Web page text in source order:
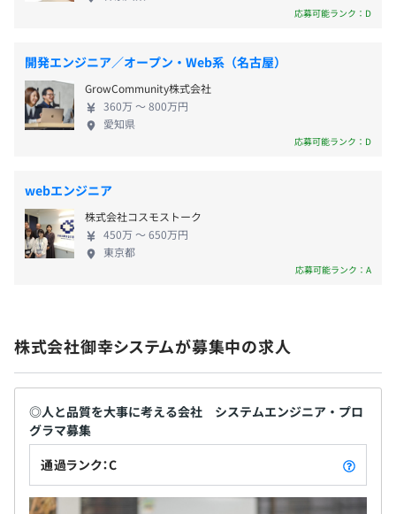
ります。
通(物流含む)系のいずれかの知識を保有しております。
当社プロパー44名の年齢構成は20代が40％以上を占めて
おり、30代、40代がそれぞれ15％、50代以上が残りとな
っております。
開発形態としては、請負、委託、派遣と上位会社の依頼に
昇給：年1回（4月）
社会保険完備（健康保険・厚生年金保険、雇用保険・労災
無期雇用
3カ月（待遇の変更はありません）
発事例〉 販売管理システム／物流システム／会計シ
導入／インフラ関連／業務効率化改善 ③特定ソリュ
ーション事業部 〜金融機関特有のシステムソリュー
ションと信頼性の高い業務ソフトウェアの構築〜 信
用金庫さま保有の独自システムのソリューションお
よび業務ソフトウェアのリビルドを、提案から開
お客さまからの要望に応じた商品提案、販売も提供
しています。長年の経験とノウハウで、金融機関とし
て求められる、より高度な安定性・信頼性を確立
し、お客さまより極めて高い評価を得ています。
〈開発事例〉 地銀共同システム／地銀、信金勘定系
幅広いお客さまに対応／提案から開発・保守までト
ータルに対応〜 首都圏の幅広いお客さまに、アプ
リ・組込み開発、多様なシステムの構築・保守運用
を手掛けています。業務支援システムや組込みシステ
ムの開発・保守、システム基盤（インフラ）の提
案・構築・保守運用など、保険業（開発）・不動産
（開発）・流通業（構築・保守運用）・LCMサービ
応募可能ランク：D
開発エンジニア／オープン・Web系（名古屋）
GrowCommunity株式会社
360万 〜 800万円
愛知県
応募可能ランク：D
webエンジニア
株式会社コスモストーク
450万 〜 650万円
東京都
応募可能ランク：A
株式会社御幸システムが募集中の求人
◎人と品質を大事に考える会社 システムエンジニア・プロ
グラマ募集
通過ランク：C